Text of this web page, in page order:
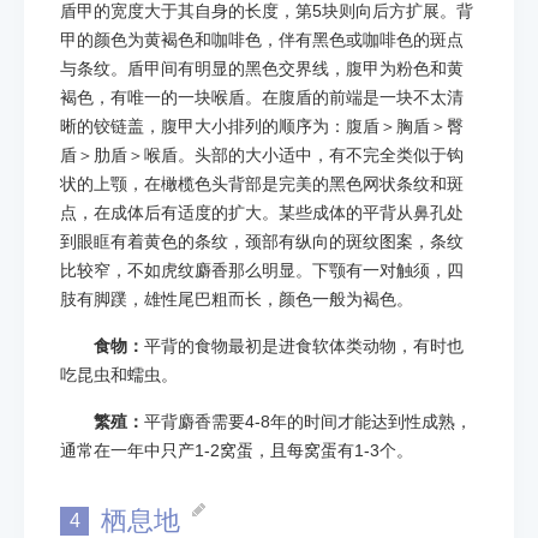
盾甲的宽度大于其自身的长度，第5块则向后方扩展。背
甲的颜色为黄褐色和咖啡色，伴有黑色或咖啡色的斑点
与条纹。盾甲间有明显的黑色交界线，腹甲为粉色和黄
褐色，有唯一的一块喉盾。在腹盾的前端是一块不太清
晰的铰链盖，腹甲大小排列的顺序为：腹盾＞胸盾＞臀
盾＞肋盾＞喉盾。头部的大小适中，有不完全类似于钩
状的上颚，在橄榄色头背部是完美的黑色网状条纹和斑
点，在成体后有适度的扩大。某些成体的平背从鼻孔处
到眼眶有着黄色的条纹，颈部有纵向的斑纹图案，条纹
比较窄，不如虎纹麝香那么明显。下颚有一对触须，四
肢有脚蹼，雄性尾巴粗而长，颜色一般为褐色。
食物： 平背的食物最初是进食软体类动物，有时也
吃昆虫和蠕虫。
繁殖： 平背麝香需要4-8年的时间才能达到性成熟，
通常在一年中只产1-2窝蛋，且每窝蛋有1-3个。
4 栖息地